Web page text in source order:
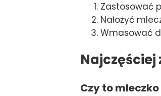
Zastosować
Nałożyć
Wmasować
Czy to